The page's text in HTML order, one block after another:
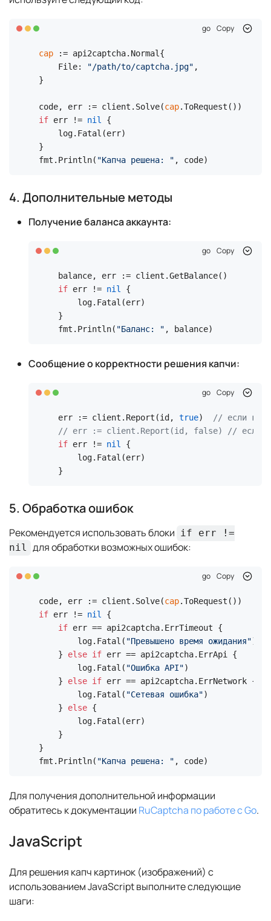
go Copy
cap := api2captcha.Normal{
    File:
"/path/to/captcha.jpg" ,
}
code, err := client.Solve(cap
if err != nil {
    log.Fatal(err)
}
fmt.Println( "Капча решена: " , code)
4. Дополнительные методы
Получение баланса аккаунта:
go Copy
if err != nil {
    log.Fatal(err)
}
fmt.Println( "Баланс: " , balance)
Сообщение о корректности решения капчи:
go Copy
err := client.Report(id, true) // если
// err := client.Report(id, false) // если
if err != nil {
    log.Fatal(err)
}
5. Обработка ошибок
Рекомендуется использовать блоки if err !=
nil для обработки возможных ошибок:
go Copy
code, err := client.Solve(cap
if err != nil {
if err == api2captcha.ErrTimeout {
        log.Fatal(
"Превышено время ожидания")
    }
else if err == api2captcha.ErrApi {
        log.Fatal(
"Ошибка API")
    }
else if err == api2captcha.ErrNetwork {
        log.Fatal(
"Сетевая ошибка")
    }
else {
        log.Fatal(err)
    }
}
fmt.Println( "Капча решена: " , code)
Для получения дополнительной информации
обратитесь к документации RuCaptcha по работе с Go.
JavaScript
Для решения капч картинок (изображений) с
использованием JavaScript выполните следующие
шаги: